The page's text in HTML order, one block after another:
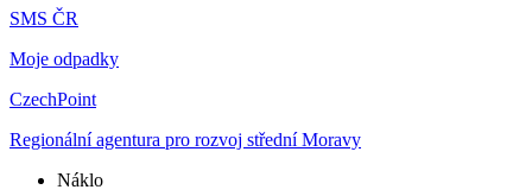
SMS ČR
Moje odpadky
CzechPoint
Regionální agentura pro rozvoj střední Moravy
Náklo